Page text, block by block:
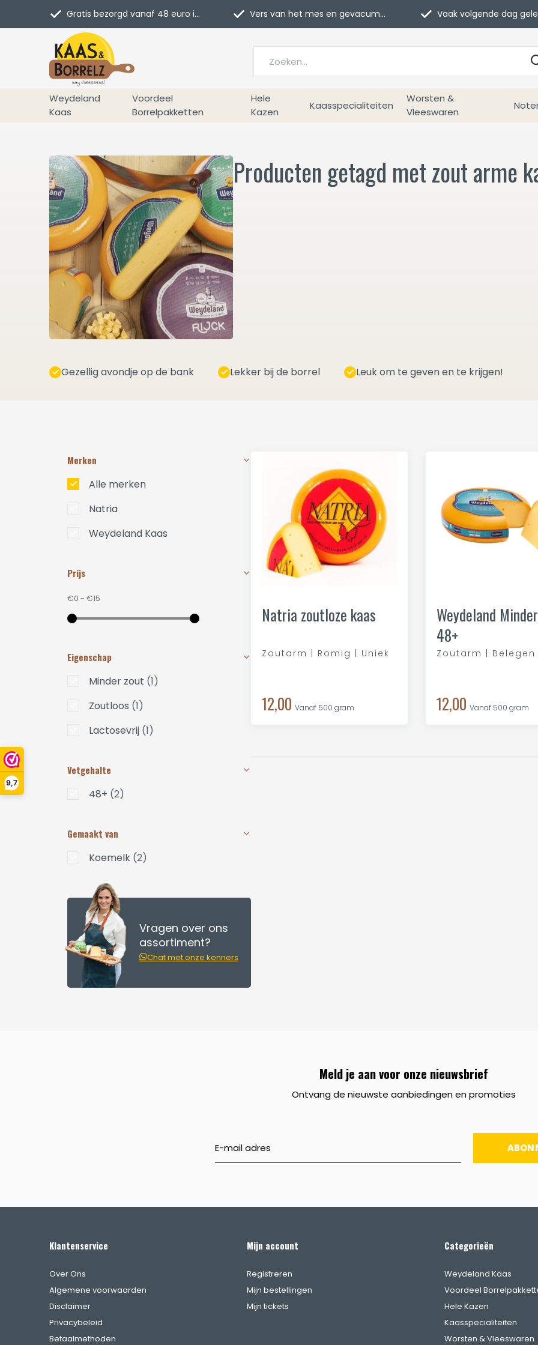
9,7
Weydeland
Kaas
Voordeel
Borrelpakketten
Hele
Kazen
Kaasspecialiteiten
Worsten &
Vleeswaren
Gratis bezorgd vanaf 48 euro in NL Vers van het mes en gevacumeerd Vaak volgende dag geleverd
Producten getagd met zout arme
Gezellig avondje op de bank Lekker bij de borrel Leuk om te geven en te krijgen!
Natria zoutloze kaas
Zoutarm | Romig | Uniek
12,00 Vanaf 500 gram
Weydeland
48+
Zoutarm | Belegen
12,00 Vanaf 500 gram
Merken
Alle merken
Natria
Weydeland Kaas
Prijs
€0 - €15
Eigenschap
Minder zout (1)
Zoutloos (1)
Lactosevrij (1)
Vetgehalte
48+ (2)
Gemaakt van
Koemelk (2)
Vragen over ons
assortiment?
Chat met onze kenners
Meld je aan voor onze nieuwsbrief
Ontvang de nieuwste aanbiedingen en promoties
Klantenservice
Over Ons
Algemene voorwaarden
Disclaimer
Privacybeleid
Betaalmethoden
Mijn account
Registreren
Mijn bestellingen
Mijn tickets
Categorieën
Weydeland Kaas
Voordeel
Hele Kazen
Kaasspecialiteiten
Worsten & Vleeswaren